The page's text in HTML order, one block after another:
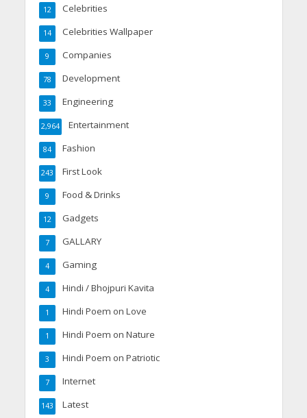
Celebrities
12
Celebrities Wallpaper
14
Companies
9
Development
78
Engineering
33
Entertainment
2,964
Fashion
84
First Look
243
Food & Drinks
9
Gadgets
12
GALLARY
7
Gaming
4
Hindi / Bhojpuri Kavita
4
Hindi Poem on Love
1
Hindi Poem on Nature
1
Hindi Poem on Patriotic
3
Internet
7
Latest
143